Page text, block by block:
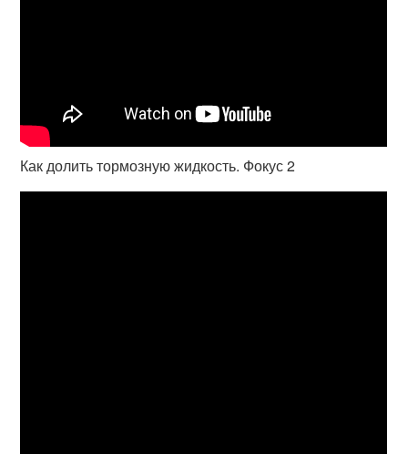
Как долить тормозную жидкость. Фокус 2